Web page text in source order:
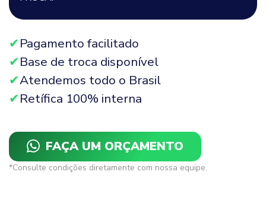
Pagamento facilitado
Base de troca disponível
Atendemos todo o Brasil
Retífica 100% interna
FAÇA UM ORÇAMENTO
*Consulte condições diretamente com nossa equipe.